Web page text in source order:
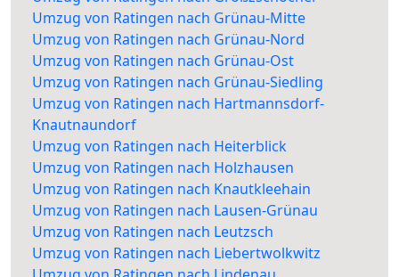
Umzug von Ratingen nach Grünau-Mitte
Umzug von Ratingen nach Grünau-Nord
Umzug von Ratingen nach Grünau-Ost
Umzug von Ratingen nach Grünau-Siedling
Umzug von Ratingen nach Hartmannsdorf-
Knautnaundorf
Umzug von Ratingen nach Heiterblick
Umzug von Ratingen nach Holzhausen
Umzug von Ratingen nach Knautkleehain
Umzug von Ratingen nach Lausen-Grünau
Umzug von Ratingen nach Leutzsch
Umzug von Ratingen nach Liebertwolkwitz